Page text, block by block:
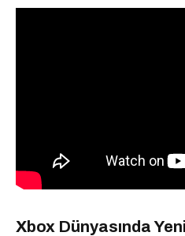
Xbox Dünyasında